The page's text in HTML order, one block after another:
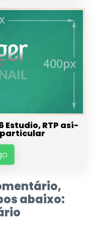
Estudio, RTP así­
particular
abaixo: